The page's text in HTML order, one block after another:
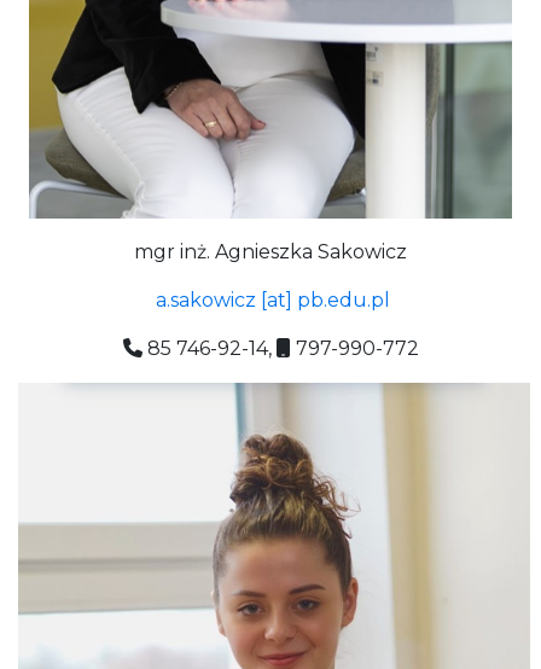
mgr inż. Agnieszka Sakowicz
a.sakowicz [at] pb.edu.pl
85 746-92-14, 797-990-772